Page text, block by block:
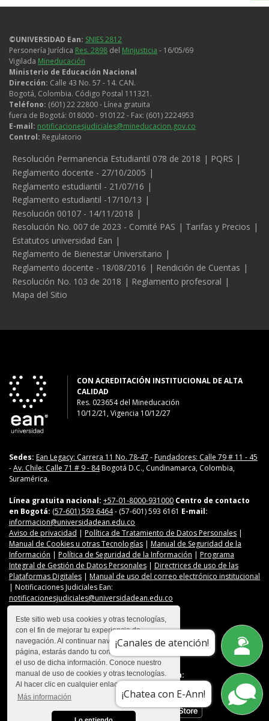
Este sitio web usa cookies y otras tecnologías,
con el fin de mejorar tu experiencia de
navegación. Al continuar navegando en esta
página, estarás dando tu consentimiento para
el uso de dicha información. Conoce nuestro
manual de uso de cookies y otras tecnologías.
Al hacer clic en cualquier enlace
Más información
¡Chatea con E-Ann!
¡Canales de atención!
©UNIVERSIDAD Ean: SNIES 2812
Personería Jurídica Res. 2898 del Minjusticia - 16/05/69
Vigilada Mineducación
Ministerio de Educación Nacional
Dirección: Calle 43 No. 57 - 14. CAN.
Bogotá, Colombia. Código Postal 111321.
Teléfono: (601) 22 22800 - Línea gratuita
fuera de Bogotá: 018000 - 910122 - Fax: (601) 2224953
E-mail: notificacionesjudiciales@mineducacion.gov.co
Control: Regulatorio
Legales
Resolución Permanencia Estudiantil 078 de 2018
PQRS
Reglamento docente - 27/10/2005
Reglamento estudiantil - 21/07/16
Reglamento estudiantil -17/10/13
Resolución 00107 - 14/11/2018
Resolución No. 007 de 2023 - Comité PAS
Tarifas y Precios
Estatutos universidad Ean
Reglamento de Bienestar Universitario
Reglamento docente - 18/08/2016
Rendición de Cuentas
Resolución No. 103 de 2018
Reglamento profesoral
Mapa del Sitio
CON ACREDITACIÓN INSTITUCIONAL DE ALTA
CALIDAD
Res. 023654del Mineducación
10/12/21, Vigencia 10/12/27
Sedes: Ean Legacy: Carrera 11 No. 78-47 -Fundadores: Calle 79 # 11 - 45
-Av. Chile: Calle 71 # 9 - 84Bogotá D.C., Cundinamarca, Colombia,
Suramérica.
Línea gratuita nacional: +57-01-8000-931000 Centro de contacto
en Bogotá: (57-601) 593 6464- (57-601) 593 6161 E-mail:
informacion@universidadean.edu.co
Aviso de privacidad | Política de Tratamiento de Datos Personales |
Manual de Cookies u otras Tecnologías | Manual de Seguridad de la
Información | Política de Seguridad de la Información | Programa
Integral de Gestión de Datos Personales | Directrices de uso de las
Plataformas Digitales | Manual de uso del correo electrónico institucional
| Notificaciones Judiciales Ean:
notificacionesjudiciales@universidadean.edu.co
Contáctanos
Menú Redes Sociales
Descarga nuestra app en: